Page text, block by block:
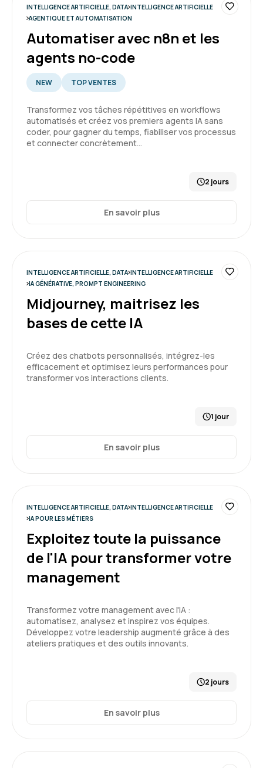
première connaissance de l'IA
Formation : IA, les fondamentaux
GARSMEUR L. Le 30/03/2026
Audrey T. Le 27/03/2026
5
Formation enrichissante qui m'a appris à
découvrir le fonctionnement de l'IA , les
différents types et ses limites.
Formation : IA générative, état de l'art
maitriser
Formation : Améliorer la productivité du
développement informatique grâce à l’IA
Florent C.
Très bon état des lieux permettant de bien
introduire l'IA à des pseudos néophytes avec
une bonne explication des forces et des
faiblesses de chaque type de modèle.
INTELLIGENCE ARTIFICIELLE, DATA INTELLIGENCE ARTIFICIELLE
AGENTIQUE ET AUTOMATISATION
Automatiser avec n8n et les
agents no-code
NEW TOP VENTES
Transformez vos tâches répétitives en workflows
automatisés et créez vos premiers agents IA sans
coder, pour gagner du temps, fiabiliser vos processus
et connecter concrètement…
2 jours
En savoir plus
INTELLIGENCE ARTIFICIELLE, DATA INTELLIGENCE ARTIFICIELLE
IA GÉNÉRATIVE, PROMPT ENGINEERING
Midjourney, maitrisez les
bases de cette IA
Créez des chatbots personnalisés, intégrez-les
efficacement et optimisez leurs performances pour
transformer vos interactions clients.
1 jour
En savoir plus
INTELLIGENCE ARTIFICIELLE, DATA INTELLIGENCE ARTIFICIELLE
IA POUR LES MÉTIERS
Exploitez toute la puissance
de l'IA pour transformer votre
management
Transformez votre management avec l'IA :
automatisez, analysez et inspirez vos équipes.
Développez votre leadership augmenté grâce à des
ateliers pratiques et des outils innovants.
2 jours
En savoir plus